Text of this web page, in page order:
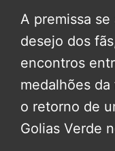
A premissa
desejo dos
encontros
medalhões
o retorno de
Golias Verde